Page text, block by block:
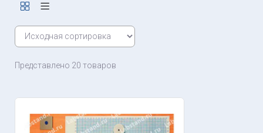
Представлено 20 товаров